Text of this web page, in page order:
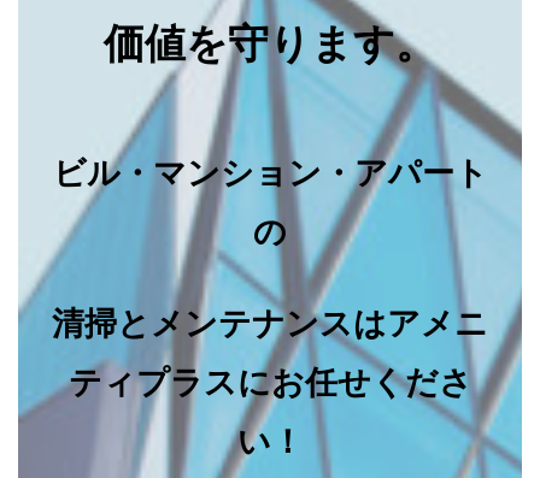
価値を守ります。
ビル・マンション・アパート
の
清掃とメンテナンスはアメニ
ティプラスにお任せくださ
い！